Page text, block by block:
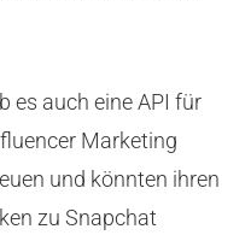
es auch eine API für
Marketing
und könnten ihren
zu Snapchat